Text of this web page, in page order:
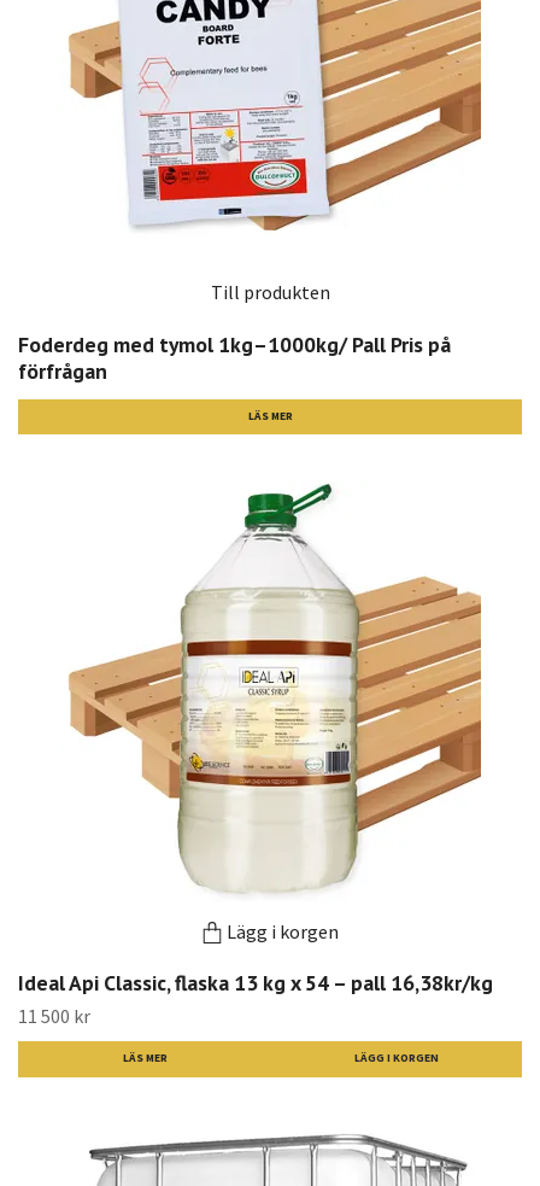
Till produkten
Foderdeg med tymol 1kg–1000kg/ Pall Pris på
förfrågan
LÄS MER
Lägg i korgen
Ideal Api Classic, flaska 13 kg x 54 – pall 16,38kr/kg
11 500 kr
LÄS MER